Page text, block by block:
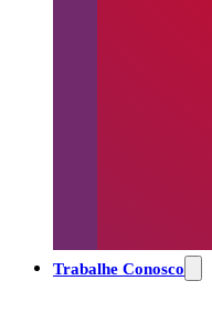
Trabalhe Conosco